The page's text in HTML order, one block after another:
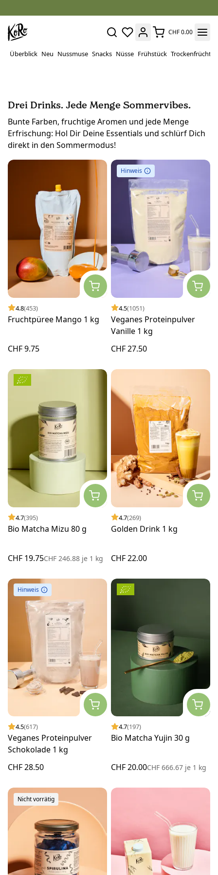
CHF 0.00
Überblick Neu Nussmuse Snacks Nüsse Frühstück Trockenfrüchte
Drei Drinks. Jede Menge Sommervibes.
Bunte Farben, fruchtige Aromen und jede Menge
Erfrischung: Hol Dir Deine Essentials und schlürf Dich
direkt in den Sommermodus!
4.8(453)
Fruchtpüree Mango 1 kg
CHF 9.75
Hinweis
4.5(1051)
Veganes Proteinpulver
Vanille 1 kg
CHF 27.50
4.7(395)
Bio Matcha Mizu 80 g
CHF 19.75CHF 246.88 je 1 kg
4.7(269)
Golden Drink 1 kg
CHF 22.00
Hinweis
4.5(617)
Veganes Proteinpulver
Schokolade 1 kg
CHF 28.50
4.7(197)
Bio Matcha Yujin 30 g
CHF 20.00CHF 666.67 je 1 kg
Nicht vorrätig